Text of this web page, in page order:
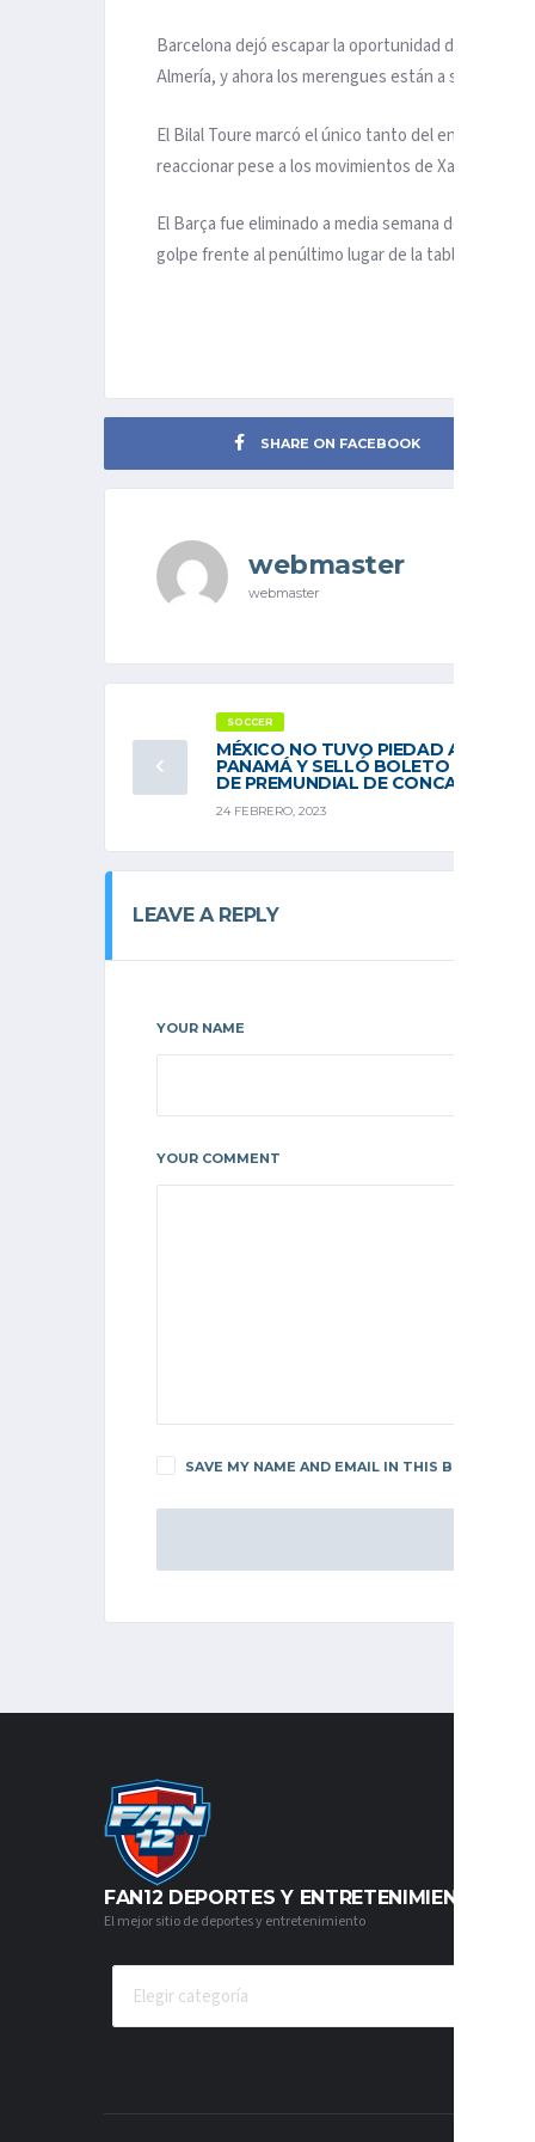
Barcelona dejó escapar la oportunidad de
Almería, y ahora los merengues están a siete
El Bilal Toure marcó el único tanto del encuentro
reaccionar pese a los movimientos de Xavi
El Barça fue eliminado a media semana de la
golpe frente al penúltimo lugar de la tabla que
SHARE ON FACEBOOK
webmaster
webmaster
SOCCER
MÉXICO NO TUVO PIEDAD ANTE
PANAMÁ Y SELLÓ BOLETO A FINAL
DE PREMUNDIAL DE CONCACAF
24 FEBRERO, 2023
LEAVE A REPLY
YOUR NAME
YOUR COMMENT
SAVE MY NAME AND EMAIL IN THIS BROWSER
FAN12 DEPORTES Y ENTRETENIMIENTO
El mejor sitio de deportes y entretenimiento